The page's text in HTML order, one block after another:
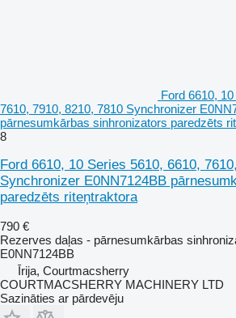
Ford 6610,
7610, 7910, 8210, 7810 Synchronizer
pārnesumkārbas sinhronizators paredzēts
8
Ford 6610, 10 Series 5610, 6610,
Synchronizer E0NN7124BB
paredzēts riteņtraktora
790 €
Rezerves daļas - pārnesumkārbas
E0NN7124BB
Īrija, Courtmacsherry
COURTMACSHERRY MACHINERY LTD
Sazināties ar pārdevēju